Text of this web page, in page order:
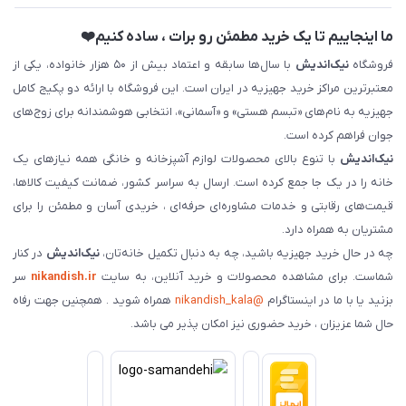
ما اینجاییم تا یک خرید مطمئن رو برات ، ساده کنیم❤️
فروشگاهنیک‌اندیش
با سال‌ها سابقه و اعتماد بیش از ۵۰ هزار خانواده، یکی از
معتبرترین مراکز خرید جهیزیه در ایران است. این فروشگاه با ارائه دو پکیج کامل
جهیزیه به نام‌های «تبسم هستی» و «آسمانی»، انتخابی هوشمندانه برای زوج‌های
جوان فراهم کرده است.
نیک‌اندیش با تنوع بالای محصولات لوازم آشپزخانه و خانگی همه نیازهای یک
خانه را در یک جا جمع کرده است. ارسال به سراسر کشور، ضمانت کیفیت کالاها،
قیمت‌های رقابتی و خدمات مشاوره‌ای حرفه‌ای ، خریدی آسان و مطمئن را برای
مشتریان به همراه دارد.
چه در حال خرید جهیزیه باشید، چه به دنبال تکمیل خانه‌تان،نیک‌اندیش در کنار
شماست. برای مشاهده محصولات و خرید آنلاین، به سایت nikandish.ir سر
بزنید یا با ما در اینستاگرام @nikandish_kala
همراه شوید . همچنین جهت رفاه
حال شما عزیزان ، خرید حضوری نیز امکان پذیر می باشد.